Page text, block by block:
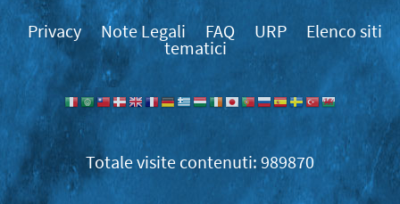
Privacy Note Legali FAQ URP
Elenco siti
tematici
989870